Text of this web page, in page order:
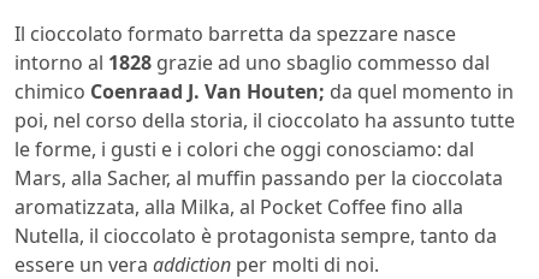
Il cioccolato formato barretta da spezzare nasce
intorno al 1828 grazie ad uno sbaglio commesso dal
chimico Coenraad J. Van Houten; da quel momento in
poi, nel corso della storia, il cioccolato ha assunto tutte
le forme, i gusti e i colori che oggi conosciamo: dal
Mars, alla Sacher, al muffin passando per la cioccolata
aromatizzata, alla Milka, al Pocket Coffee fino alla
Nutella, il cioccolato è protagonista sempre, tanto da
essere un vera addiction per molti di noi.